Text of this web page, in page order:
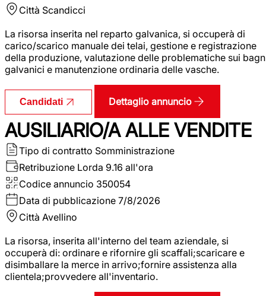
Città Scandicci
La risorsa inserita nel reparto galvanica, si occuperà di
carico/scarico manuale dei telai, gestione e registrazione
della produzione, valutazione delle problematiche sui
galvanici e manutenzione ordinaria delle vasche.
Candidati Dettaglio annuncio
AUSILIARIO/A ALLE VENDITE
Tipo di contratto Somministrazione
Retribuzione Lorda 9.16 all'ora
Codice annuncio 350054
Data di pubblicazione 7/8/2026
Città Avellino
La risorsa, inserita all'interno del team aziendale, si
occuperà di: ordinare e rifornire gli scaffali;scaricare e
disimballare la merce in arrivo;fornire assistenza alla
clientela;provvedere all'inventario.